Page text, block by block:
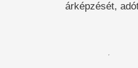
árképzését,